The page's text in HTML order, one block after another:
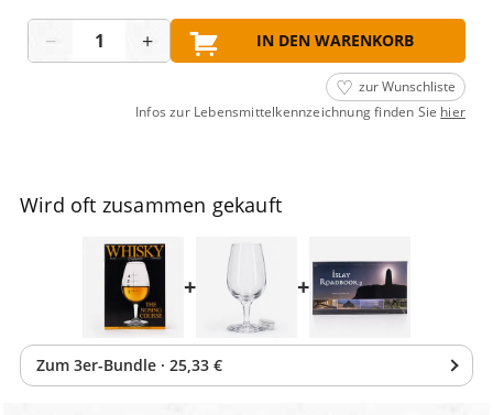
− + IN DEN WARENKORB
zur Wunschliste
Infos zur Lebensmittelkennzeichnung finden Sie hier
Wird oft zusammen gekauft
+ +
Zum 3er-Bundle · 25,33 €